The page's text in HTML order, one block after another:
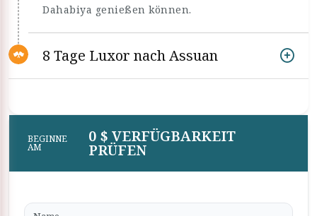
Dahabiya genießen können.
8 Tage Luxor nach Assuan
BEGINNE
AM
0 $ VERFÜGBARKEIT
PRÜFEN